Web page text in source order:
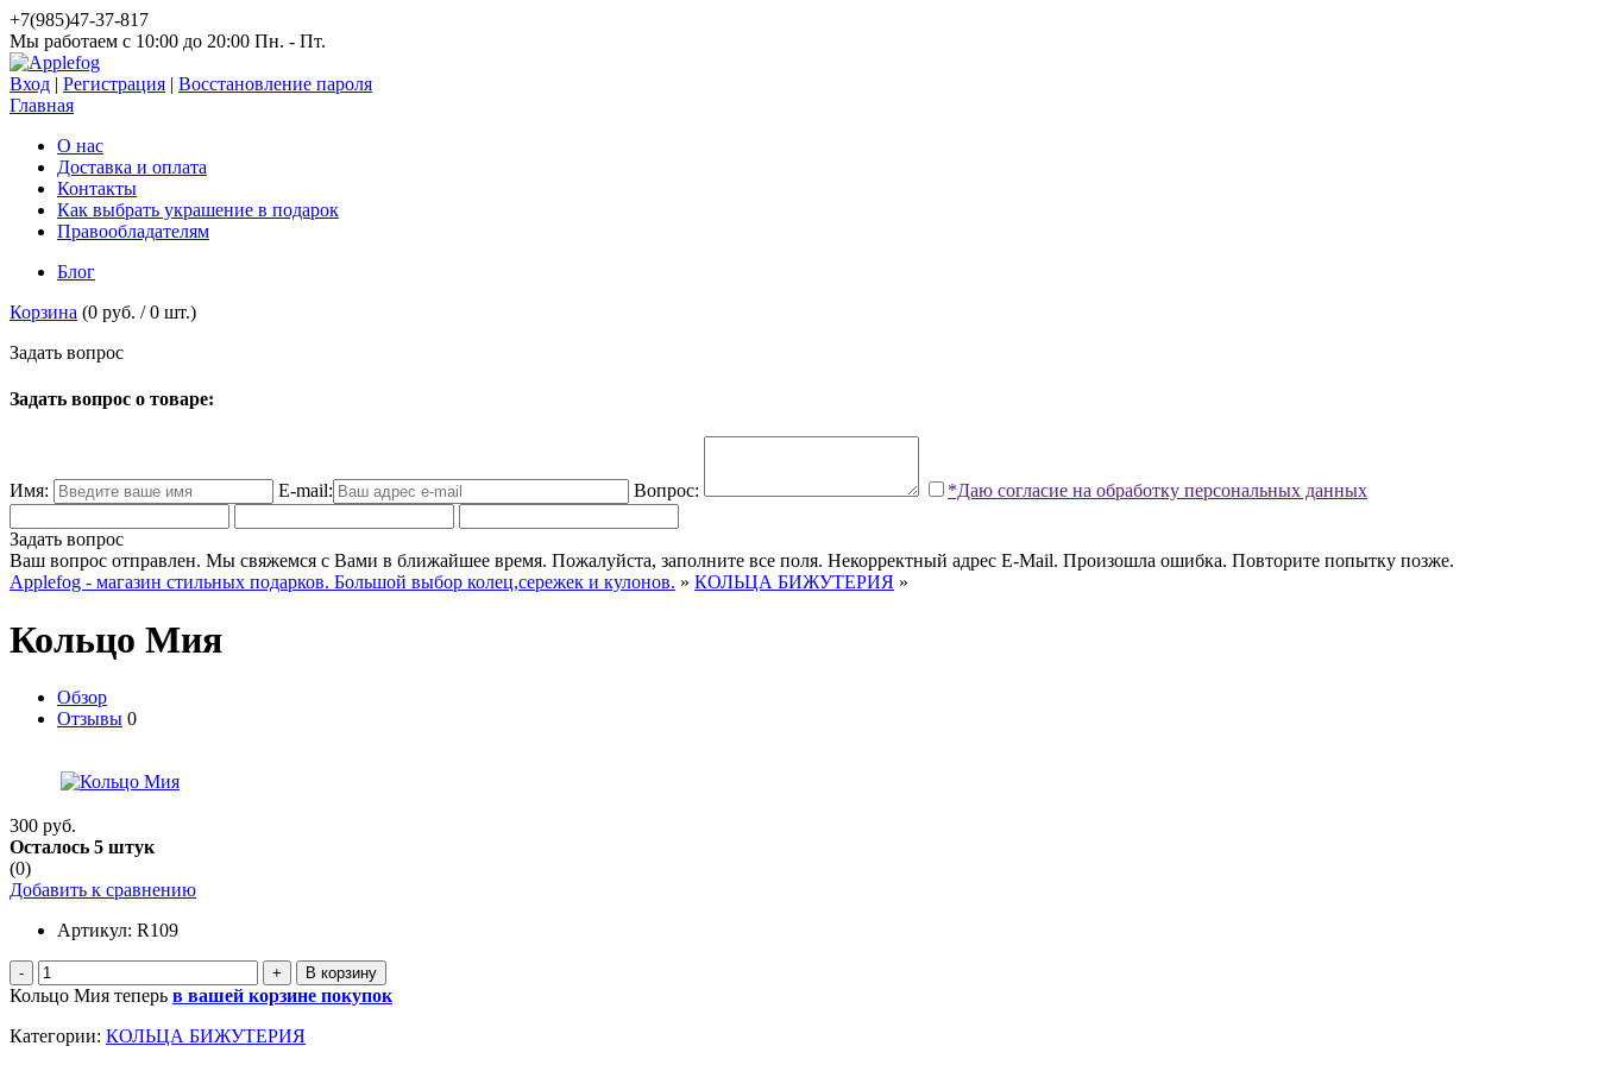
+7(985)47-37-817
Мы работаем c 10:00 до 20:00 Пн. - Пт.
Вход | Регистрация | Восстановление пароля
Главная
О нас
Доставка и оплата
Контакты
Как выбрать украшение в подарок
Правообладателям
Блог
Корзина (0 руб. /0 шт.)
Задать вопрос
Задать вопрос о товаре:
Имя: E-mail: Вопрос: *Даю согласие на обработку персональных данных
Задать вопрос
Ваш вопрос отправлен. Мы свяжемся с Вами в ближайшее время. Пожалуйста, заполните все поля. Некорректный адрес E-Mail. Произошла ошибка. Повторите попытку позже.
Applefog - магазин стильных подарков. Большой выбор колец,сережек и кулонов. » КОЛЬЦА БИЖУТЕРИЯ »
Кольцо Мия
Обзор
Отзывы 0
300 руб.
Осталось 5 штук
(0)
Добавить к сравнению
Артикул: R109
- +
Кольцо Мия теперь в вашей корзине покупок
Категории: КОЛЬЦА БИЖУТЕРИЯ